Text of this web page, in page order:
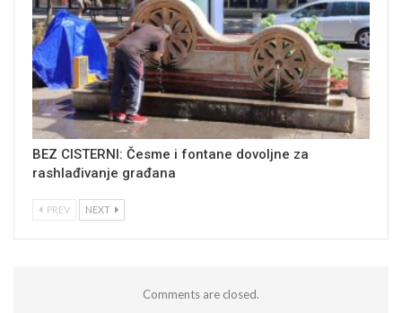
BEZ CISTERNI: Česme i fontane dovoljne za
rashlađivanje građana
PREV NEXT
Comments are closed.